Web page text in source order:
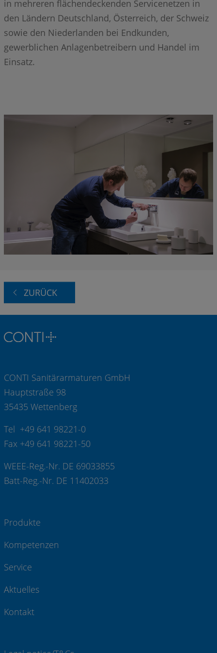
in mehreren flächendeckenden Servicenetzen in
den Ländern Deutschland, Österreich, der Schweiz
sowie den Niederlanden bei Endkunden,
gewerblichen Anlagenbetreibern und Handel im
Einsatz.
ZURÜCK
CONTI Sanitärarmaturen GmbH
Hauptstraße 98
35435 Wettenberg
Tel +49 641 98221-0
Fax +49 641 98221-50
WEEE-Reg.-Nr. DE 69033855
Batt-Reg.-Nr. DE 11402033
Produkte
Kompetenzen
Service
Aktuelles
Kontakt